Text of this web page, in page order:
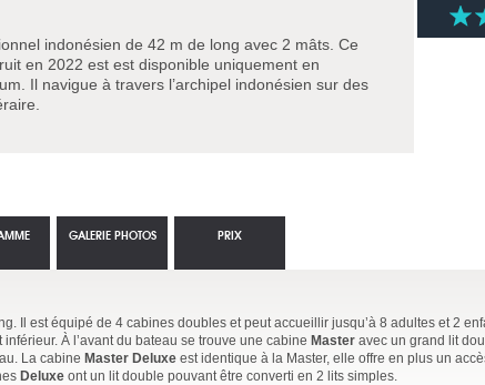
indonésien de 42 m de long avec 2 mâts. Ce
en 2022 est est disponible uniquement en
Il navigue à travers l’archipel indonésien sur des
Il est équipé de 4 cabines doubles et peut accueillir jusqu’à 8 adultes et 2
À l’avant du bateau se trouve une cabine Master avec un grand lit
La cabine Master Deluxe est identique à la Master, elle offre en plus un
Deluxe ont un lit double pouvant être converti en 2 lits simples.
GALERIE PHOTOS PRIX